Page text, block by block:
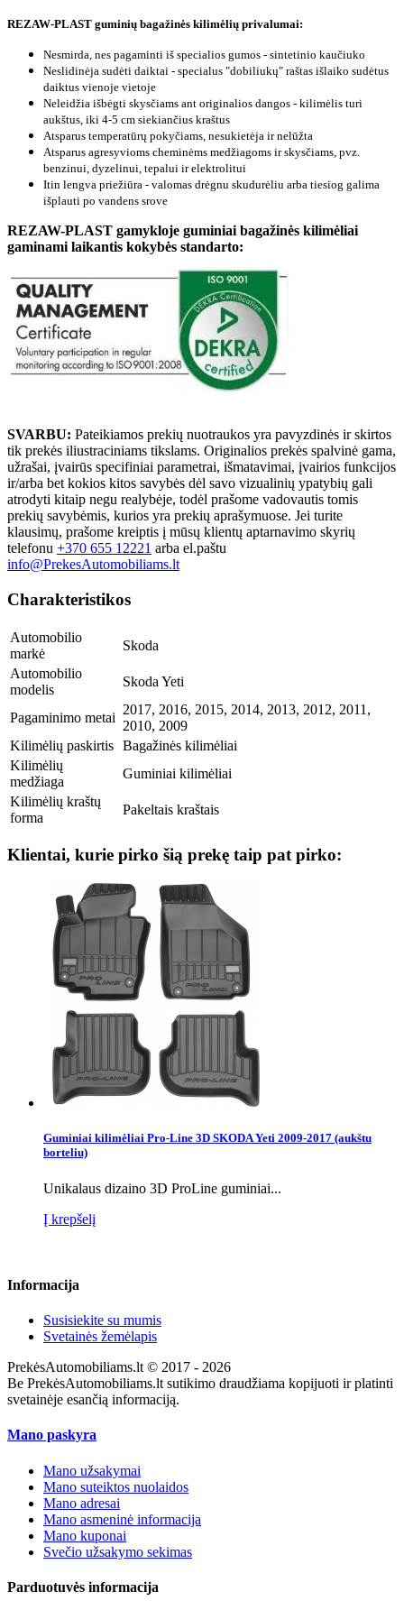
REZAW-PLAST guminių bagažinės kilimėlių privalumai:
Nesmirda, nes pagaminti iš specialios gumos - sintetinio kaučiuko
Neslidinėja sudėti daiktai - specialus "dobiliukų" raštas išlaiko sudėtus
daiktus vienoje vietoje
Neleidžia išbėgti skysčiams ant originalios dangos - kilimėlis turi
aukštus, iki 4-5 cm siekiančius kraštus
Atsparus temperatūrų pokyčiams, nesukietėja ir nelūžta
Atsparus agresyvioms cheminėms medžiagoms ir skysčiams, pvz.
benzinui, dyzelinui, tepalui ir elektrolitui
Itin lengva priežiūra - valomas drėgnu skudurėliu arba tiesiog galima
išplauti po vandens srove
REZAW-PLAST gamykloje guminiai bagažinės kilimėliai
gaminami laikantis kokybės standarto:
SVARBU: Pateikiamos prekių nuotraukos yra pavyzdinės ir skirtos
tik prekės iliustraciniams tikslams. Originalios prekės spalvinė gama,
užrašai, įvairūs specifiniai parametrai, išmatavimai, įvairios funkcijos
ir/arba bet kokios kitos savybės dėl savo vizualinių ypatybių gali
atrodyti kitaip negu realybėje, todėl prašome vadovautis tomis
prekių savybėmis, kurios yra prekių aprašymuose. Jei turite
klausimų, prašome kreiptis į mūsų klientų aptarnavimo skyrių
telefonu +370 655 12221 arba el.paštu
info@PrekesAutomobiliams.lt
Charakteristikos
Automobilio
markė
Skoda
Automobilio
modelis
Skoda Yeti
Pagaminimo metai
2017, 2016, 2015, 2014, 2013, 2012, 2011,
2010, 2009
Kilimėlių paskirtis Bagažinės kilimėliai
Kilimėlių
medžiaga
Guminiai kilimėliai
Kilimėlių kraštų
forma
Pakeltais kraštais
Klientai, kurie pirko šią prekę taip pat pirko:
Guminiai kilimėliai Pro-Line 3D SKODA Yeti 2009-2017 (aukštu
borteliu)
Unikalaus dizaino 3D ProLine guminiai...
Į krepšelį
Informacija
Susisiekite su mumis
Svetainės žemėlapis
PrekėsAutomobiliams.lt © 2017 - 2026
Be PrekėsAutomobiliams.lt sutikimo draudžiama kopijuoti ir platinti
svetainėje esančią informaciją.
Mano paskyra
Mano užsakymai
Mano suteiktos nuolaidos
Mano adresai
Mano asmeninė informacija
Mano kuponai
Svečio užsakymo sekimas
Parduotuvės informacija